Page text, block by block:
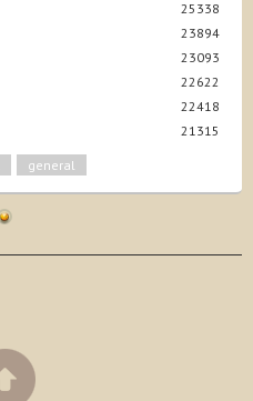
25338
23894
23093
22622
22418
21315
general